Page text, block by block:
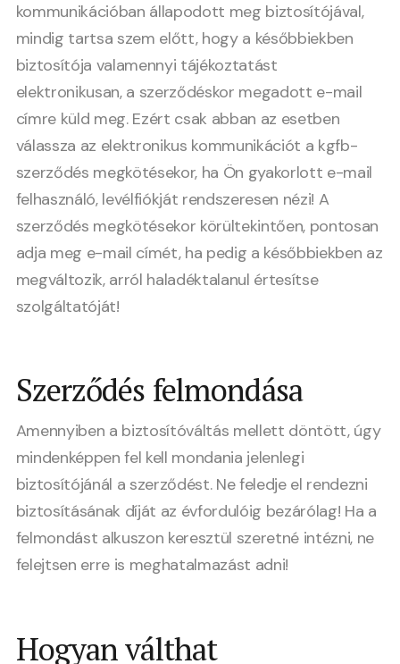
kommunikációban állapodott meg biztosítójával,
mindig tartsa szem előtt, hogy a későbbiekben
biztosítója valamennyi tájékoztatást
elektronikusan, a szerződéskor megadott e-mail
címre küld meg. Ezért csak abban az esetben
válassza az elektronikus kommunikációt a kgfb-
szerződés megkötésekor, ha Ön gyakorlott e-mail
felhasználó, levélfiókját rendszeresen nézi! A
szerződés megkötésekor körültekintően, pontosan
adja meg e-mail címét, ha pedig a későbbiekben az
megváltozik, arról haladéktalanul értesítse
szolgáltatóját!
Szerződés felmondása
Amennyiben a biztosítóváltás mellett döntött, úgy
mindenképpen fel kell mondania jelenlegi
biztosítójánál a szerződést. Ne feledje el rendezni
biztosításának díját az évfordulóig bezárólag! Ha a
felmondást alkuszon keresztül szeretné intézni, ne
felejtsen erre is meghatalmazást adni!
Hogyan válthat